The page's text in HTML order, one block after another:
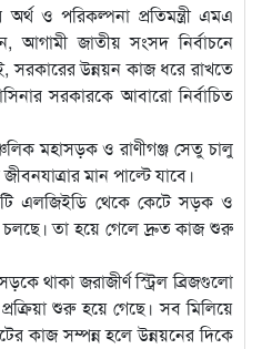
ও পরিকল্পনা প্রতিমন্ত্রী এমএ
আগামী জাতীয় সংসদ নির্বাচনে
সরকারের উন্নয়ন কাজ ধরে রাখতে
সরকারকে আবারো নির্বাচিত
মহাসড়ক ও রাণীগঞ্জ সেতু চালু
মান পাল্টে যাবে।
এলজিইডি থেকে কেটে সড়ক ও
চলছে। তা হয়ে গেলে দ্রুত কাজ শুরু
থাকা জরাজীর্ণ স্ট্রিল ব্রিজগুলো
শুরু হয়ে গেছে। সব মিলিয়ে
কাজ সম্পন্ন হলে উন্নয়নের দিকে